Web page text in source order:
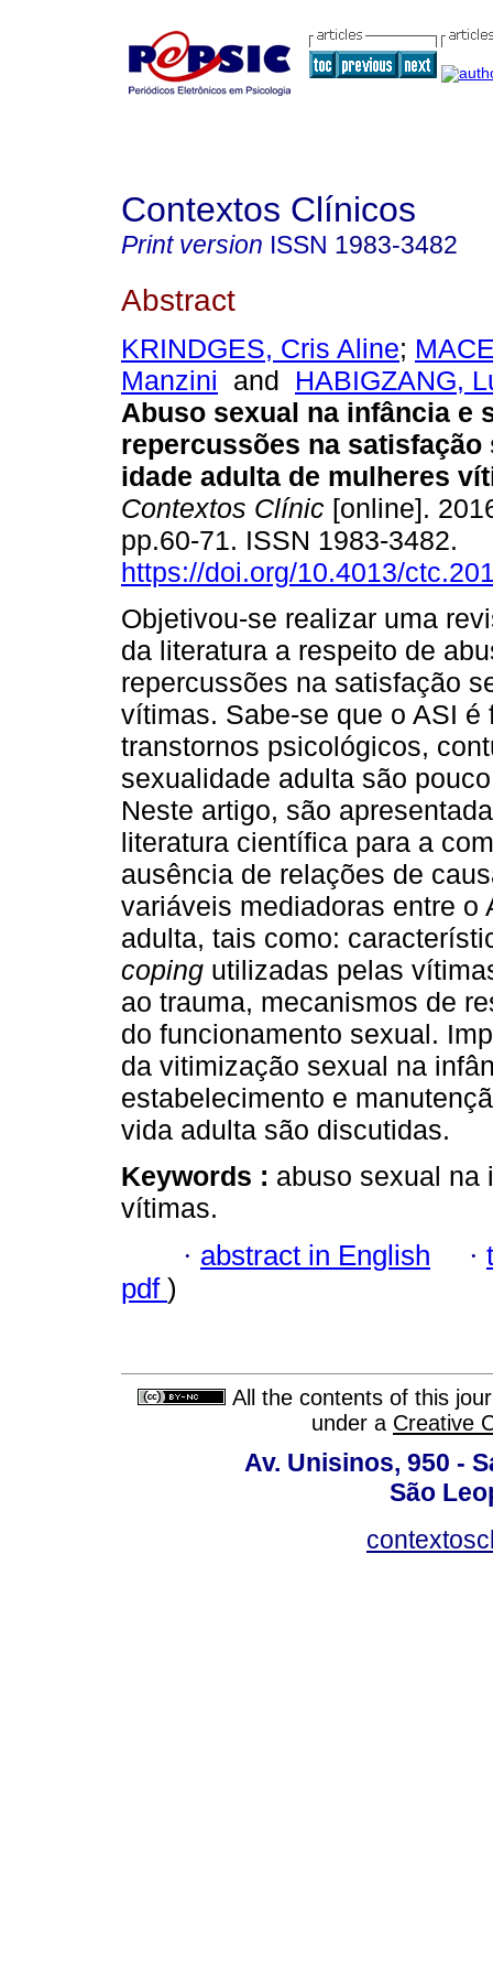
Contextos Clínicos
Print version ISSN 1983-3482
Abstract
KRINDGES, Cris Aline;
Manzini and HABIGZANG,
Abuso sexual na infância e
repercussões na satisfação
idade adulta de mulheres
Contextos Clínic [online].
pp.60-71. ISSN 1983-3482.
https://doi.org/10.4013/
Objetivou-se realizar uma
da literatura a respeito de
repercussões na satisfação
vítimas. Sabe-se que o ASI
transtornos psicológicos,
sexualidade adulta são
Neste artigo, são
literatura científica para a
ausência de relações de
variáveis mediadoras entre o
adulta, tais como:
coping utilizadas pelas
ao trauma, mecanismos de
do funcionamento sexual.
da vitimização sexual na
estabelecimento e
vida adulta são discutidas.
Keywords : abuso sexual na
vítimas.
· abstract in English ·
pdf )
All the contents of this
under a Creative
Av. Unisinos, 950 -
São